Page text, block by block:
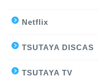
Netflix
TSUTAYA DISCAS
TSUTAYA TV